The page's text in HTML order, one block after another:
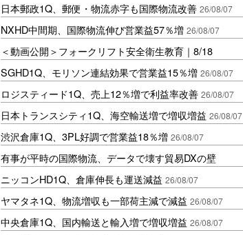
日本郵政1Q、郵便・物流赤字も国際物流改善 26/08/07
NXHD中間期、国際物流伸び営業益57％増 26/08/07
＜動画公開＞フォークリフト安全衛生教育｜8/18
SGHD1Q、モリソン連結効果で営業益15％増 26/08/07
ロジスティード1Q、売上12％増で利益率改善 26/08/07
日本トランスシティ1Q、海空輸送増で増収増益 26/08/07
渋沢倉庫1Q、3PL好調で営業益18％増 26/08/07
有事が平時の国際物流、データで壊す貿易DXの壁
ニッコンHD1Q、倉庫伸長も運送減益 26/08/07
ヤマタネ1Q、物流増収も一部荷主減で減益 26/08/07
中央倉庫1Q、国内輸送と輸入増で増収増益 26/08/07